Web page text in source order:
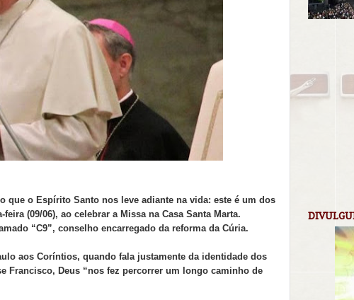
que o Espírito Santo nos leve adiante na vida: este é um dos
(09/06), ao celebrar a Missa na Casa Santa Marta.
“C9”, conselho encarregado da reforma da Cúria.
aos Coríntios, quando fala justamente da identidade dos
Francisco, Deus “nos fez percorrer um longo caminho de